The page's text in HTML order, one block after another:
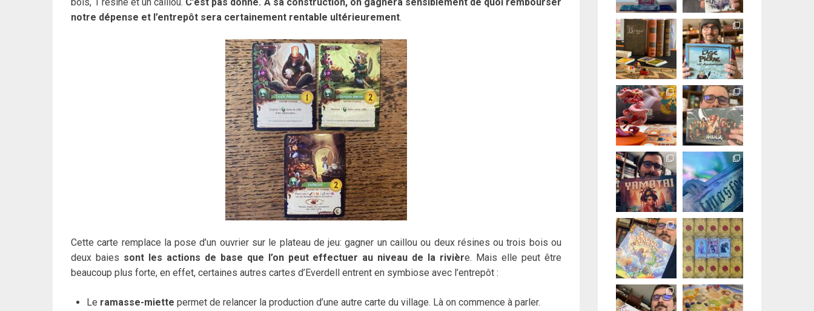
notre dépense et l’entrepôt sera certainement rentable ultérieurement.
Cette carte remplace la pose d’un ouvrier sur le plateau de jeu: gagner un caillou ou deux résines ou trois bois ou
deux baies sont les actions de base que l’on peut effectuer au niveau de la rivière. Mais elle peut être
beaucoup plus forte, en effet, certaines autres cartes d’Everdell entrent en symbiose avec l’entrepôt :
Le ramasse-miette permet de relancer la production d’une autre carte du village. Là on commence à parler.